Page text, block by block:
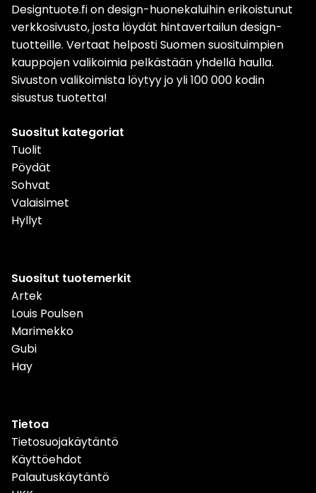
Designtuote.fi on design-huonekaluihin erikoistunut
verkkosivusto, josta löydät hintavertailun design-
tuotteille. Vertaat helposti Suomen suosituimpien
kauppojen valikoimia pelkästään yhdellä haulla.
Sivuston valikoimista löytyy jo yli 100 000 kodin
sisustus tuotetta!
Suositut kategoriat
Tuolit
Pöydät
Sohvat
Valaisimet
Hyllyt
Suositut tuotemerkit
Artek
Louis Poulsen
Marimekko
Gubi
Hay
Tietoa
Tietosuojakäytäntö
Käyttöehdot
Palautuskäytäntö